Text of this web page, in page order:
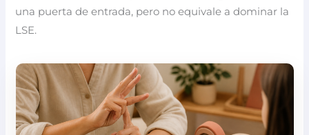
una puerta de entrada, pero no equivale a dominar la
LSE.